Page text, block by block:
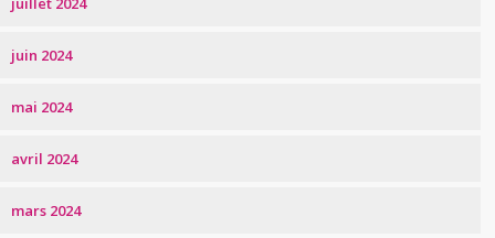
juin 2024
mai 2024
avril 2024
mars 2024